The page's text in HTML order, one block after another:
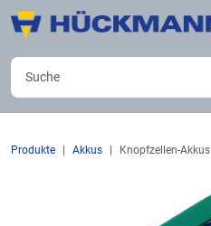
Produkte Akkus Knopfzellen-Akkus